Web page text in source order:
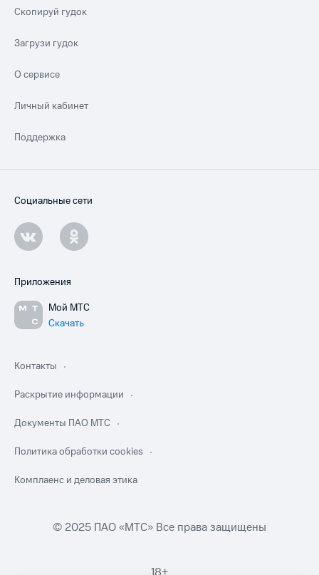
Скопируй гудок
Загрузи гудок
О сервисе
Личный кабинет
Поддержка
Социальные сети
Приложения
Мой МТС
Скачать
Контакты
Раскрытие информации
Документы ПАО МТС
Политика обработки cookies
Комплаенс и деловая этика
© 2025 ПАО «МТС» Все права защищены